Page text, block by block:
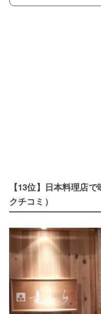
【13位】日本料理店
クチコミ）